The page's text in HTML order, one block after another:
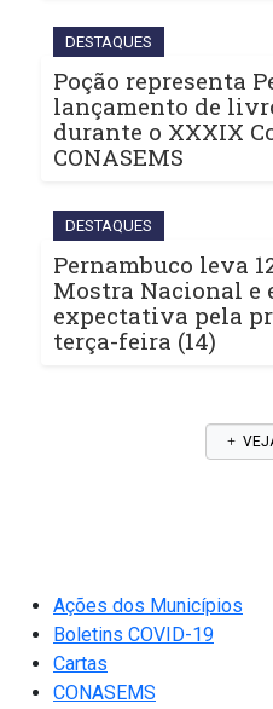
DESTAQUES
Poção representa
lançamento de
durante o XXXIX
CONASEMS
DESTAQUES
Pernambuco leva
Mostra Nacional e
expectativa pela
terça-feira (14)
Ações dos Municípios
Boletins COVID-19
Cartas
CONASEMS